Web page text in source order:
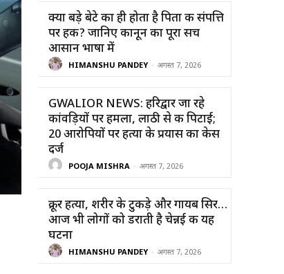
क्या बड़े बेटे का ही होता है पिता की संपत्ति
पर हक? जानिए कानून का पूरा सच
आसान भाषा में
HIMANSHU PANDEY - अगस्त 7, 2026
GWALIOR NEWS: हरिद्वार जा रहे
कांवड़ियों पर हमला, लाठी से की पिटाई;
20 आरोपियों पर हत्या के प्रयास का केस
दर्ज
POOJA MISHRA - अगस्त 7, 2026
क्रूर हत्या, शरीर के टुकड़े और गायब सिर…
आज भी लोगों को डराती है चेन्नई की यह
घटना
HIMANSHU PANDEY - अगस्त 7, 2026